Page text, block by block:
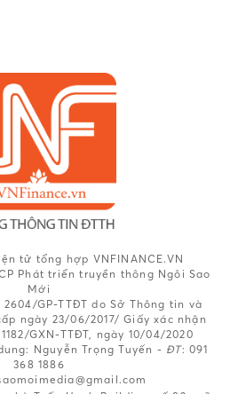
tử tổng hợp VNFINANCE.VN
Phát triển truyền thông Ngôi Sao
Mới
2604/GP-TTĐT do Sở Thông tin và
ngày 23/06/2017/ Giấy xác nhận
GXN-TTĐT, ngày 10/04/2020
Nguyễn Trọng Tuyến - ĐT: 091
368 1886